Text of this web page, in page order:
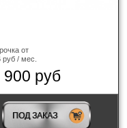
от
руб / мес.
900 руб
ПОД ЗАКАЗ